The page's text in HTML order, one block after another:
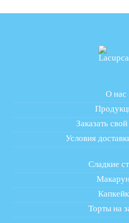
О нас
Заказать
Условия
Сладкие
Торты на